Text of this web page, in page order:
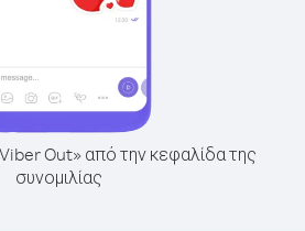
Out» από την κεφαλίδα της
συνομιλίας